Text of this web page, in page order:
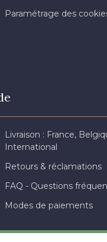
Paramétrage des
Livraison : France,
International
Retours & réclamations
FAQ - Questions
Modes de paiements